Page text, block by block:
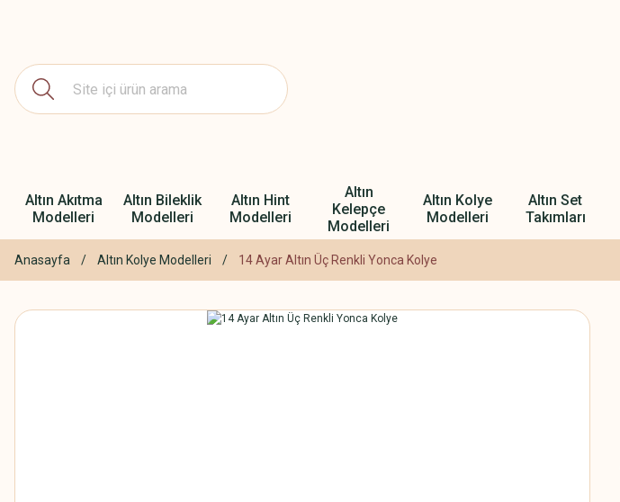
Altın Akıtma
Modelleri
Altın Bileklik
Modelleri
Altın Hint
Modelleri
Altın
Kelepçe
Modelleri
Altın Kolye
Modelleri
Altın Set
Takımları
Anasayfa Altın Kolye Modelleri 14 Ayar Altın Üç Renkli Yonca Kolye